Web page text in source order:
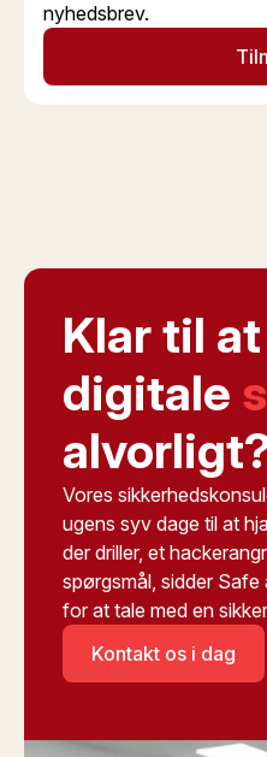
nyhedsbrev.
Klar til
digitale
Vores
ugens syv dage til at
der driller, et
spørgsmål, sidder Safe
for at tale med en
Kontakt os i dag